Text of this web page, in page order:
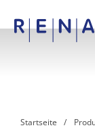
RENA North
Startseite